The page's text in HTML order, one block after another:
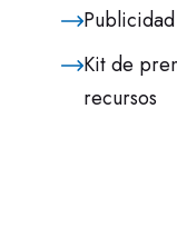
Kit de
recursos